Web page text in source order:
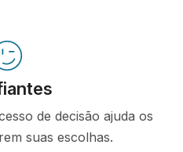
de decisão ajuda os
suas escolhas.